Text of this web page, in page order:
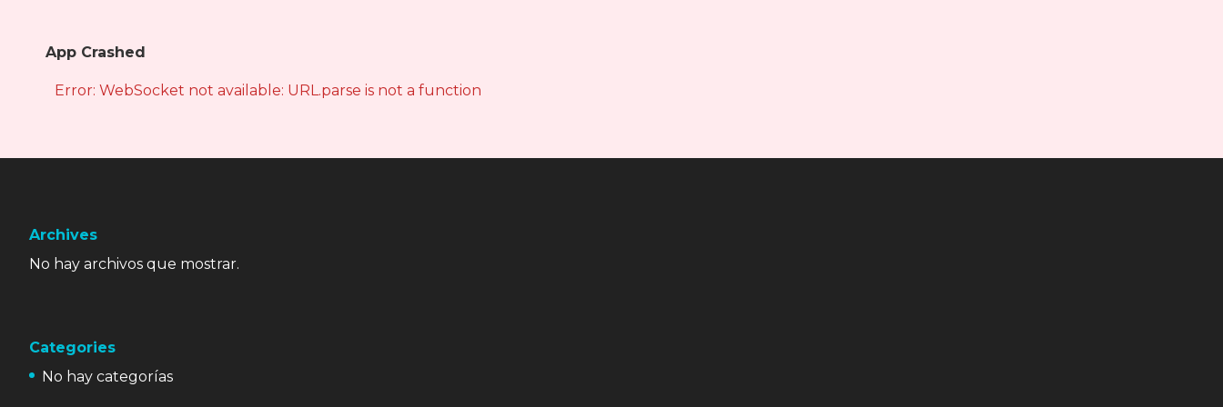
App Crashed
Error: WebSocket not available: URL.parse is not a function
Archives
No hay archivos que mostrar.
Categories
No hay categorías